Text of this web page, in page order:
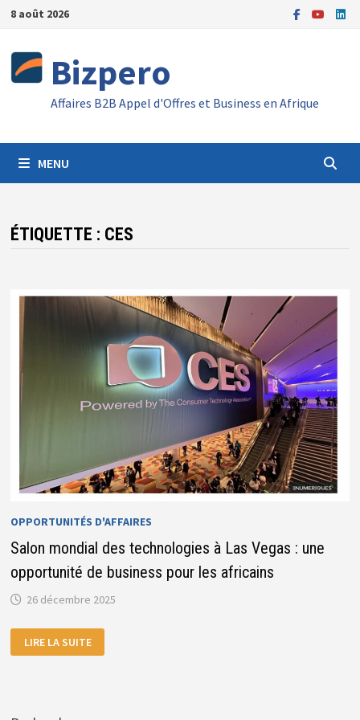
Passer
contenu
8 août 2026
Bizpero
Affaires B2B Appel d'Offres et Business en Afrique
MENU
ÉTIQUETTE : CES
OPPORTUNITÉS D'AFFAIRES
Salon mondial des technologies à Las Vegas : une
opportunité de business pour les africains
26 décembre 2025
MONDIAL
DES
LIRE LA SUITE